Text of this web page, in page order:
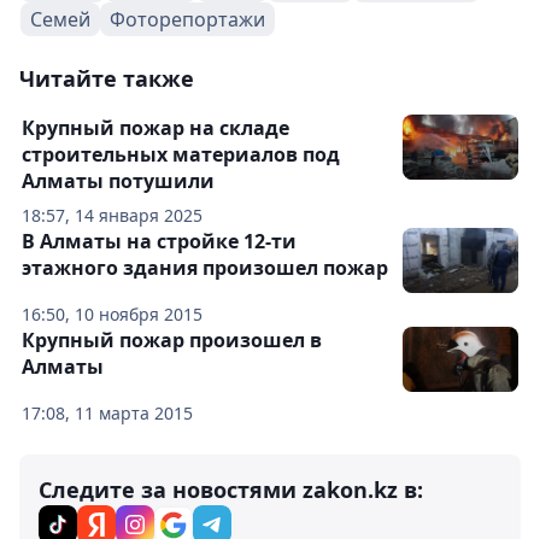
Семей
Фоторепортажи
Читайте также
18:57, 14 января 2025
Крупный пожар на складе
строительных материалов под
Алматы потушили
16:50, 10 ноября 2015
В Алматы на стройке 12-ти
этажного здания произошел пожар
17:08, 11 марта 2015
Крупный пожар произошел в
Алматы
Следите за новостями zakon.kz в: